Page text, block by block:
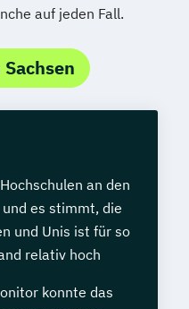
auf jeden Fall.
an den
es stimmt, die
und Unis ist für so
relativ hoch
konnte das